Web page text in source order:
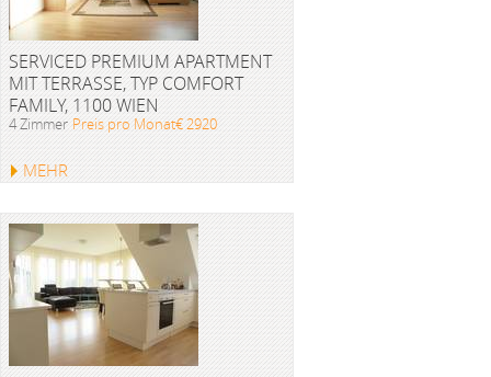
SERVICED PREMIUM APARTMENT
MIT TERRASSE, TYP COMFORT
FAMILY, 1100 WIEN
4 Zimmer Preis pro Monat€ 2920
MEHR